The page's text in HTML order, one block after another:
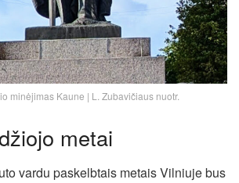
minėjimas Kaune | L. Zubavičiaus nuotr.
metai
vardu paskelbtais metais Vilniuje bus